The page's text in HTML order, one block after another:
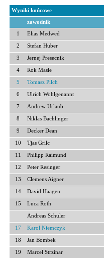
Wyniki końcowe
zawodnik
1 Elias Medwed
2 Stefan Huber
3 Jernej Presecnik
4 Rok Masle
5 Tomasz Pilch
6 Ulrich Wohlgenannt
7 Andrew Urlaub
8 Niklas Bachlinger
9 Decker Dean
10 Tjas Grilc
11 Philipp Raimund
12 Peter Resinger
13 Clemens Aigner
14 David Haagen
15 Luca Roth
Andreas Schuler
17 Karol Niemczyk
18 Jan Bombek
19 Marcel Strzinar